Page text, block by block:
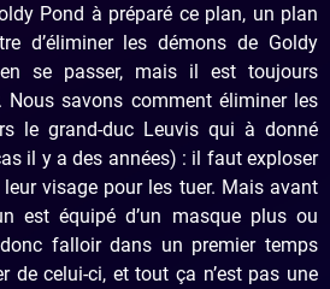
Pond à préparé ce plan, un plan
d’éliminer les démons de Goldy
se passer, mais il est toujours
savons comment éliminer les
le grand-duc Leuvis qui à donné
il y a des années) : il faut exploser
visage pour les tuer. Mais avant
est équipé d’un masque plus ou
falloir dans un premier temps
de celui-ci, et tout ça n’est pas une